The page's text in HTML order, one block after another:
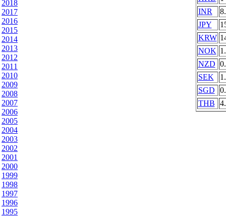
2018
2017
2016
2015
2014
2013
2012
2011
2010
2009
2008
2007
2006
2005
2004
2003
2002
2001
2000
1999
1998
1997
1996
1995
INR
JPY
KRW
NOK
NZD
SEK
SGD
THB